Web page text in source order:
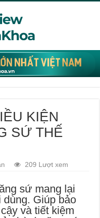
KIỆN
SỨ THẾ
209 Lượt xem
sứ mang lại
Giúp bảo
và tiết kiệm